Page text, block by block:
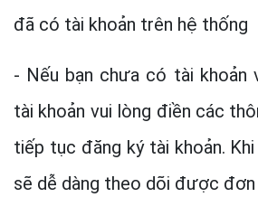
đã có tài khoản trên hệ thống
- Nếu bạn chưa có tài khoản
tài khoản vui lòng điền các
tiếp tục đăng ký tài khoản.
sẽ dễ dàng theo dõi được đơn